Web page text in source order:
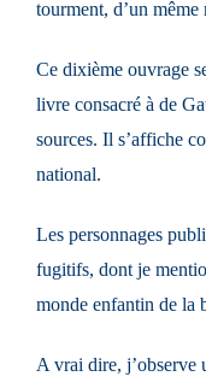
tourment, d’un même
Ce dixième ouvrage
livre consacré à de
sources. Il s’affiche
national.
Les personnages
fugitifs, dont je
monde enfantin de la
A vrai dire, j’observe